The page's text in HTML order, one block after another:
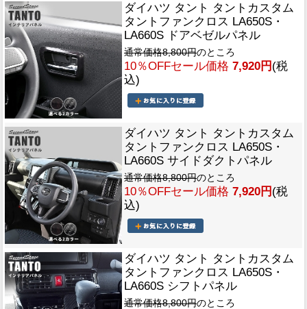
ダイハツ タント タントカスタム
タントファンクロス LA650S・
LA660S ドアベゼルパネル
通常価格8,800円のところ
10％OFFセール価格 7,920円 (税
込)
ダイハツ タント タントカスタム
タントファンクロス LA650S・
LA660S サイドダクトパネル
通常価格8,800円のところ
10％OFFセール価格 7,920円 (税
込)
ダイハツ タント タントカスタム
タントファンクロス LA650S・
LA660S シフトパネル
通常価格8,800円のところ